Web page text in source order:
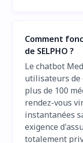
Comment
de SELPHO ?
Le chatbot
utilisateurs de
plus de 100
rendez-vous
instantanées
exigence
totalement